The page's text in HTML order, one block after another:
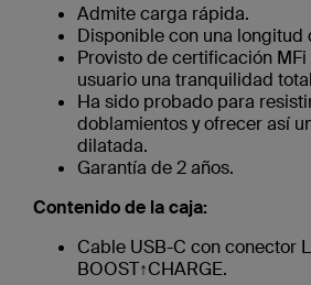
Admite carga rápida.
Disponible con una longitud
Provisto de certificación
usuario una tranquilidad
Ha sido probado para
doblamientos y ofrecer así
dilatada.
Garantía de 2 años.
Contenido de la caja:
Cable USB-C con conector
BOOST↑CHARGE.